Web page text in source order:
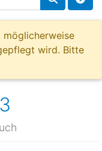
möglicherweise
wird. Bitte